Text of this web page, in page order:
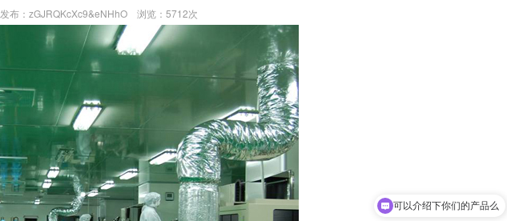
发布：zGJRQKcXc9&eNHhO 浏览：5712次
可以介绍下你们的产品么